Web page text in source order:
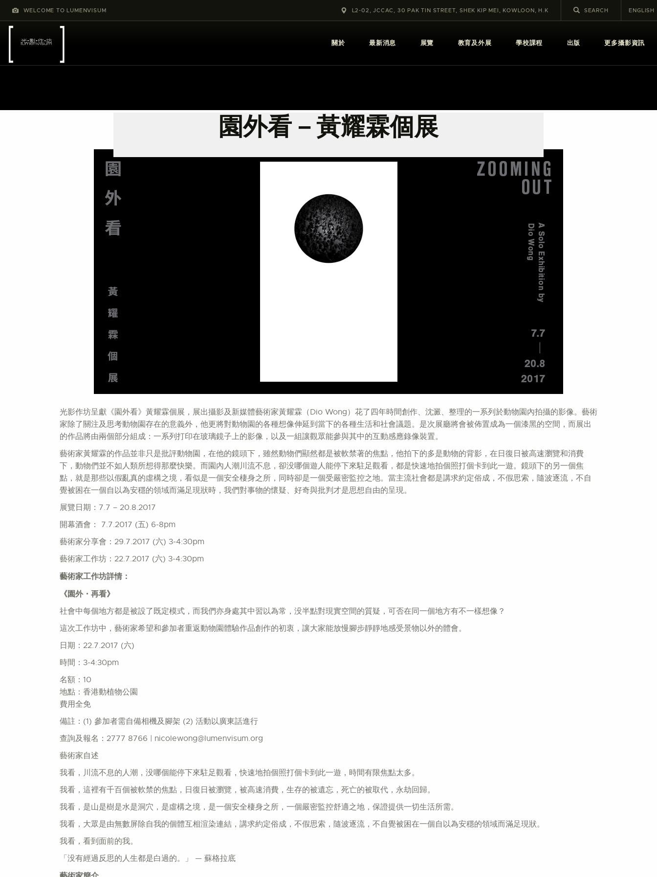
WELCOME TO LUMENVISUM L2-02, JCCAC, 30 PAK TIN STREET, SHEK KIP MEI, KOWLOON, H.K ENGLISH
關於 最新消息 展覽 教育及外展 學校課程 出版 更多攝影資訊
園外看－黃耀霖個展
展覽
學校課程
出版
光影作坊呈獻《園外看》黃耀霖個展，展出攝影及新媒體藝術家黃耀霖（Dio Wong）花了四年時間創作、沈澱、整理的一系列於動物園內拍攝的影像。藝術
家除了關注及思考動物園存在的意義外，他更將對動物園的各種想像伸延到當下的各種生活和社會議題。是次展廳將會被佈置成為一個漆黑的空間，而展出
的作品將由兩個部分組成：一系列打印在玻璃鏡子上的影像，以及一組讓觀眾能參與其中的互動感應錄像裝置。
藝術家黃耀霖的作品並非只是批評動物園，在他的鏡頭下，雖然動物們顯然都是被軟禁著的焦點，他拍下的多是動物的背影，在日復日被高速瀏覽和消費
下，動物們並不如人類所想得那麼快樂。而園內人潮川流不息，卻没哪個遊人能停下來駐足觀看，都是快速地拍個照打個卡到此一遊。鏡頭下的另一個焦
點，就是那些以假亂真的虛構之境，看似是一個安全棲身之所，同時卻是一個受嚴密監控之地。當主流社會都是講求約定俗成，不假思索，隨波逐流，不自
覺被困在一個自以為安穩的領域而滿足現狀時，我們對事物的懷疑、好奇與批判才是思想自由的呈現。
展覽日期：7.7 – 20.8.2017
開幕酒會： 7.7.2017 (五) 6-8pm
藝術家分享會：29.7.2017 (六) 3-4:30pm
藝術家工作坊：22.7.2017 (六) 3-4:30pm
藝術家工作坊詳情：
《園外 ・ 再看》
社會中每個地方都是被設了既定模式，而我們亦身處其中習以為常，没半點對現實空間的質疑，可否在同一個地方有不一樣想像？
這次工作坊中，藝術家希望和參加者重返動物園體驗作品創作的初衷，讓大家能放慢腳步靜靜地感受景物以外的體會。
日期：22.7.2017 (六)
時間：3-4:30pm
名額：10
地點：香港動植物公園
費用全免
備註：(1) 參加者需自備相機及腳架 (2) 活動以廣東話進行
查詢及報名：2777 8766 | nicolewong@lumenvisum.org
藝術家自述
我看，川流不息的人潮，没哪個能停下來駐足觀看，快速地拍個照打個卡到此一遊，時間有限焦點太多。
我看，這裡有千百個被軟禁的焦點，日復日被瀏覽，被高速消費，生存的被遺忘，死亡的被取代，永劫回歸。
我看，是山是樹是水是洞穴，是虛構之境，是一個安全棲身之所，一個嚴密監控舒適之地，保證提供一切生活所需。
我看，大眾是由無數屏除自我的個體互相渲染連結，講求約定俗成，不假思索，隨波逐流，不自覺被困在一個自以為安穩的領域而滿足現狀。
我看，看到面前的我。
「没有經過反思的人生都是白過的。」 — 蘇格拉底